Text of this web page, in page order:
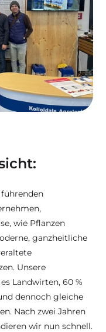
wie Pflanzen
ganzheitliche
Unsere
Landwirten, 60 %
dennoch gleiche
Nach zwei Jahren
wir nun schnell.